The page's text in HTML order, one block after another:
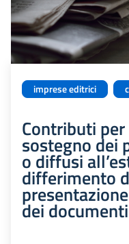
imprese editrici
Contributi
sostegno dei
o diffusi
differimento
dei documenti